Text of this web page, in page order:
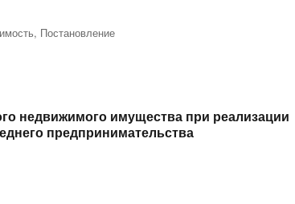
, Постановление
недвижимого имущества при реализации
предпринимательства